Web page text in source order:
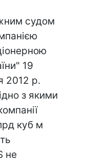
судом
19
2012 р.
з якими
куб м
не